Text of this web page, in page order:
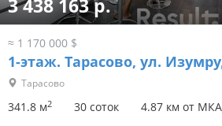
3 438 163 р.
≈ 1 170 000 $
1-этаж. Тарасово, ул.
Тарасово
341.8 м2 30 соток 4.87 км от